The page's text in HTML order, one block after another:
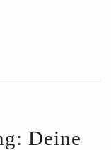
Deine